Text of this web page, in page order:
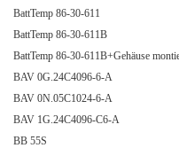
BattTemp 86-30-611
BattTemp 86-30-611B
BattTemp 86-30-611B+Gehäuse
BAV 0G.24C4096-6-A
BAV 0N.05C1024-6-A
BAV 1G.24C4096-C6-A
BB 55S